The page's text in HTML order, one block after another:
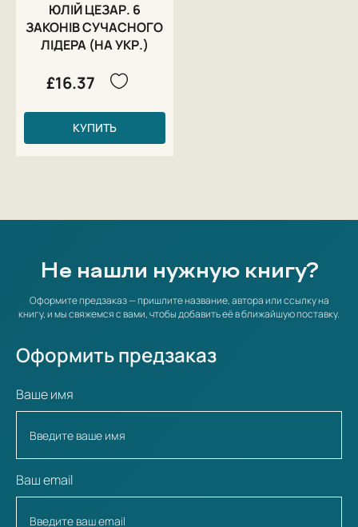
ЮЛІЙ ЦЕЗАР. 6
ЗАКОНІВ СУЧАСНОГО
ЛІДЕРА (НА УКР.)
£16.37
КУПИТЬ
Не нашли нужную книгу?
Оформите предзаказ — пришлите название, автора или ссылку на
книгу, и мы свяжемся с вами, чтобы добавить её в ближайшую поставку.
Оформить предзаказ
Ваше имя
Ваш email